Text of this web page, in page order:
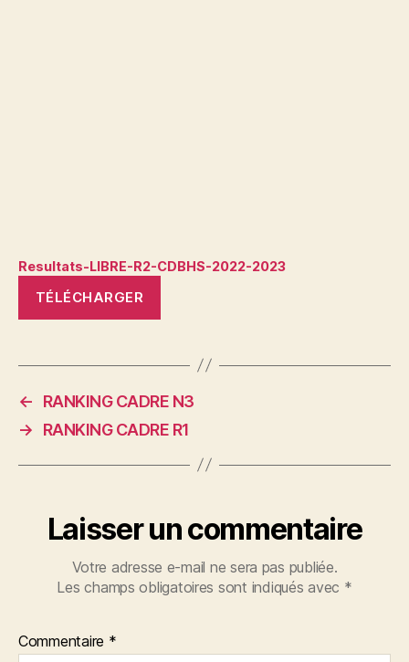
Resultats-LIBRE-R2-CDBHS-2022-2023
TÉLÉCHARGER
←
RANKING CADRE N3
→
RANKING CADRE R1
Laisser un commentaire
Votre adresse e-mail ne sera pas publiée.
Les champs obligatoires sont indiqués avec *
Commentaire *